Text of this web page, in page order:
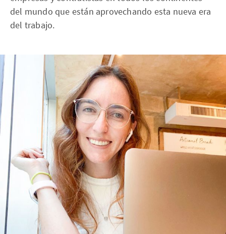
del mundo que están aprovechando esta nueva era
del trabajo.